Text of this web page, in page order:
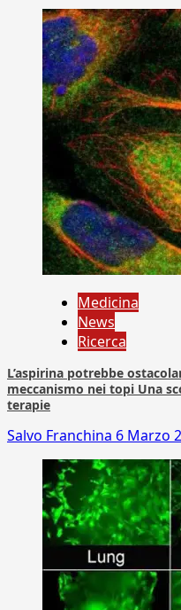
Medicina
News
Ricerca
L’aspirina potrebbe
meccanismo nei topi Una
terapie
Salvo Franchina 6 Marzo